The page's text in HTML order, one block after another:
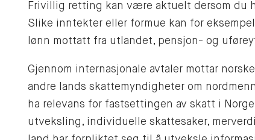
Frivillig retting kan være aktuelt dersom du
Slike inntekter eller formue kan for
lønn mottatt fra utlandet, pensjon- og
Gjennom internasjonale avtaler mottar
andre lands skattemyndigheter om
ha relevans for fastsettingen av skatt i
utveksling, individuelle skattesaker,